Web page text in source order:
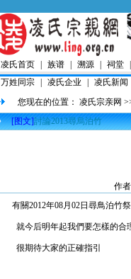
凌氏首页 族谱 溯源 祠堂
万姓同宗 凌氏企业 凌氏新闻
您现在的位置： 凌氏宗亲网
[图文]討論2013尋烏泊竹
作者
有關2012年08月02日尋鳥泊竹祭
就今后明年起我們要怎樣的合理
很期待大家的正確指引